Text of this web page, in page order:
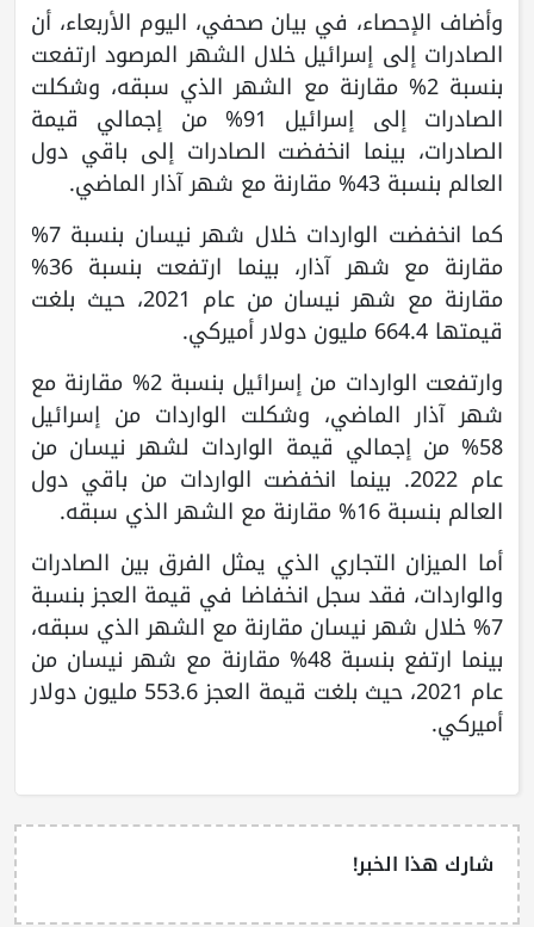
وأضاف الإحصاء، في بيان صحفي، اليوم الأربعاء، أن
الصادرات إلى إسرائيل خلال الشهر المرصود ارتفعت
بنسبة 2% مقارنة مع الشهر الذي سبقه، وشكلت
الصادرات إلى إسرائيل 91% من إجمالي قيمة
الصادرات، بينما انخفضت الصادرات إلى باقي دول
العالم بنسبة 43% مقارنة مع شهر آذار الماضي.
كما انخفضت الواردات خلال شهر نيسان بنسبة 7%
مقارنة مع شهر آذار، بينما ارتفعت بنسبة 36%
مقارنة مع شهر نيسان من عام 2021، حيث بلغت
قيمتها 664.4 مليون دولار أميركي.
وارتفعت الواردات من إسرائيل بنسبة 2% مقارنة مع
شهر آذار الماضي، وشكلت الواردات من إسرائيل
58% من إجمالي قيمة الواردات لشهر نيسان من
عام 2022. بينما انخفضت الواردات من باقي دول
العالم بنسبة 16% مقارنة مع الشهر الذي سبقه.
أما الميزان التجاري الذي يمثل الفرق بين الصادرات
والواردات، فقد سجل انخفاضا في قيمة العجز بنسبة
7% خلال شهر نيسان مقارنة مع الشهر الذي سبقه،
بينما ارتفع بنسبة 48% مقارنة مع شهر نيسان من
عام 2021، حيث بلغت قيمة العجز 553.6 مليون دولار
أميركي.
شارك هذا الخبر!